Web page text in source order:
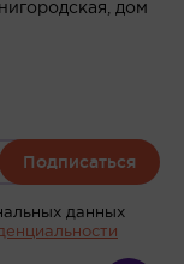
дом
Подписаться
данных